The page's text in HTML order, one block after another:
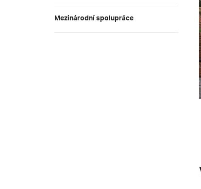
Mezinárodní spolupráce